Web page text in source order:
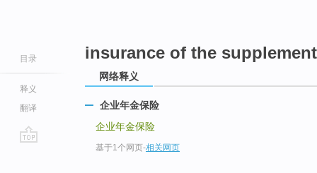
目录
释义
翻译
insurance of the
网络释义
企业年金保险
企业年金保险
基于1个网页-相关网页